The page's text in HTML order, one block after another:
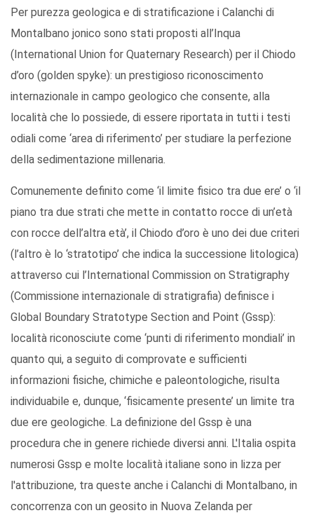
Per purezza geologica e di stratificazione i Calanchi di
Montalbano jonico sono stati proposti all’Inqua
(International Union for Quaternary Research) per il Chiodo
d’oro (golden spyke): un prestigioso riconoscimento
internazionale in campo geologico che consente, alla
località che lo possiede, di essere riportata in tutti i testi
odiali come ‘area di riferimento’ per studiare la perfezione
della sedimentazione millenaria.
Comunemente definito come ‘il limite fisico tra due ere’ o ‘il
piano tra due strati che mette in contatto rocce di un’età
con rocce dell’altra età’, il Chiodo d’oro è uno dei due criteri
(l’altro è lo ‘stratotipo’ che indica la successione litologica)
attraverso cui l’International Commission on Stratigraphy
(Commissione internazionale di stratigrafia) definisce i
Global Boundary Stratotype Section and Point (Gssp):
località riconosciute come ‘punti di riferimento mondiali’ in
quanto qui, a seguito di comprovate e sufficienti
informazioni fisiche, chimiche e paleontologiche, risulta
individuabile e, dunque, ‘fisicamente presente’ un limite tra
due ere geologiche. La definizione del Gssp è una
procedura che in genere richiede diversi anni. L'Italia ospita
numerosi Gssp e molte località italiane sono in lizza per
l'attribuzione, tra queste anche i Calanchi di Montalbano, in
concorrenza con un geosito in Nuova Zelanda per